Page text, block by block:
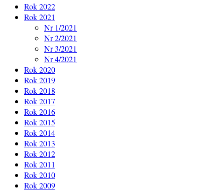
Rok 2022
Rok 2021
Nr 1/2021
Nr 2/2021
Nr 3/2021
Nr 4/2021
Rok 2020
Rok 2019
Rok 2018
Rok 2017
Rok 2016
Rok 2015
Rok 2014
Rok 2013
Rok 2012
Rok 2011
Rok 2010
Rok 2009